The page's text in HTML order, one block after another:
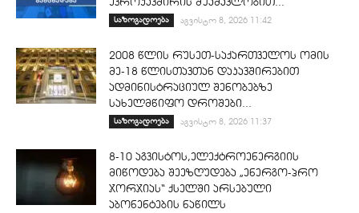
საზოგადოება აგვისტო 8, 2026 11:42
2008 წლის რუსეთ-საქართველოს ომის
მე-18 წლისთავთან დაკავშირებით
ადმინისტრაციულ შენობებზე
სახელმწიფო დროშები...
საზოგადოება აგვისტო 8, 2026 11:37
8-10 აგვისტოს,ელექტროენერგიის
მიწოდება შეეზღუდება „ენერგო-პრო
ჯორჯიას“ ქსელში არსებული
აბონენტების ნაწილს